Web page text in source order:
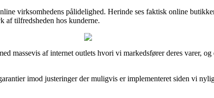
virksomhedens pålidelighed. Herinde ses faktisk online
af tilfredsheden hos kunderne.
massevis af internet outlets hvori vi markedsfører deres varer,
imod justeringer der muligvis er implementeret siden vi